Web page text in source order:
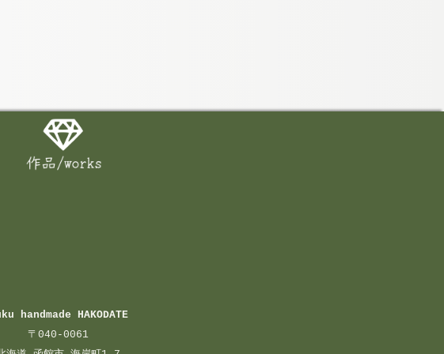
handmade HAKODATE
〒040-0061